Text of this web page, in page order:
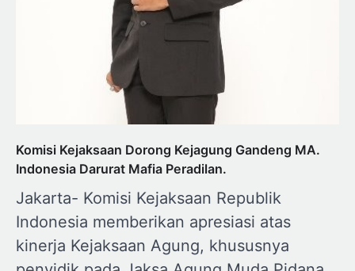
Komisi Kejaksaan Dorong Kejagung Gandeng MA.
Indonesia Darurat Mafia Peradilan.
Jakarta- Komisi Kejaksaan Republik
Indonesia memberikan apresiasi atas
kinerja Kejaksaan Agung, khususnya